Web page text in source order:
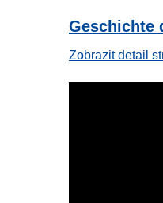
Geschichte
Zobrazit detail